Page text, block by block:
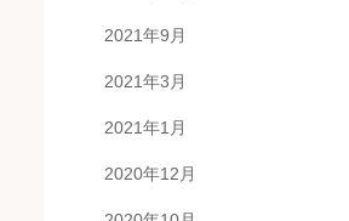
2021年9月
2021年3月
2021年1月
2020年12月